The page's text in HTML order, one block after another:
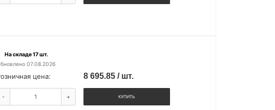
На складе 17 шт.
07.08.2026
цена: 8 695.85 / шт.
- + КУПИТЬ